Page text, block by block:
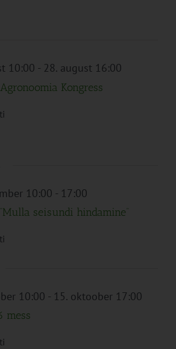
10:00 - 28. august 16:00
Kongress
10:00 - 17:00
seisundi hindamine”
10:00 - 15. oktoober 17:00
mess